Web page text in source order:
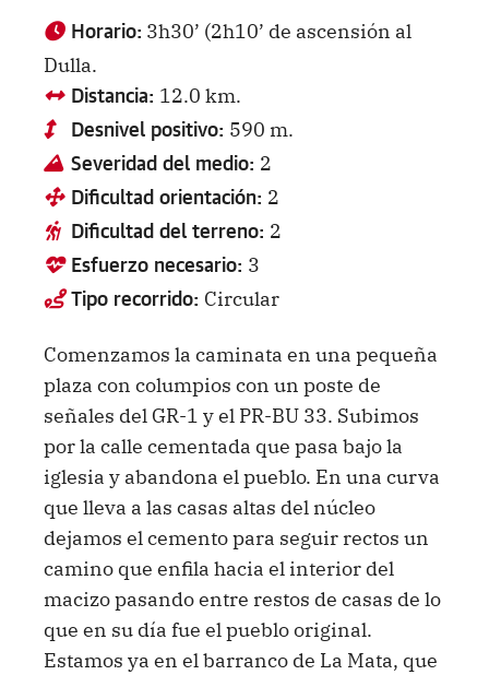
Horario: 3h30’ (2h10’ de ascensión al
Dulla.
Distancia: 12.0 km.
Desnivel positivo: 590 m.
Severidad del medio: 2
Dificultad orientación: 2
Dificultad del terreno: 2
Esfuerzo necesario: 3
Tipo recorrido: Circular
Comenzamos la caminata en una pequeña
plaza con columpios con un poste de
señales del GR-1 y el PR-BU 33. Subimos
por la calle cementada que pasa bajo la
iglesia y abandona el pueblo. En una curva
que lleva a las casas altas del núcleo
dejamos el cemento para seguir rectos un
camino que enfila hacia el interior del
macizo pasando entre restos de casas de lo
que en su día fue el pueblo original.
Estamos ya en el barranco de La Mata, que